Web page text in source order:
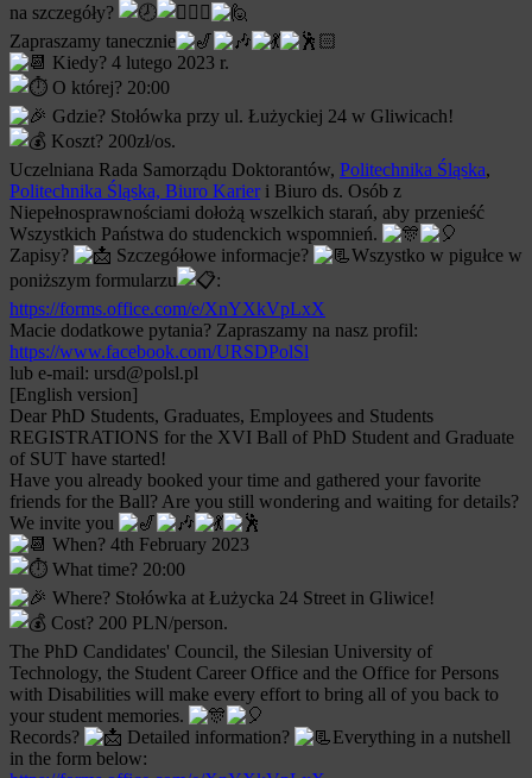
na szczegóły?
Zapraszamy tanecznie
Kiedy? 4 lutego 2023 r.
O której? 20:00
Gdzie? Stołówka przy ul. Łużyckiej 24 w Gliwicach!
Koszt? 200zł/os.
Uczelniana Rada Samorządu Doktorantów, Politechnika Śląska,
Politechnika Śląska, Biuro Karieri Biuro ds. Osób z
Niepełnosprawnościami dołożą wszelkich starań, aby przenieść
Wszystkich Państwa do studenckich wspomnień.
Zapisy?
Szczegółowe informacje?
Wszystko w pigułce w
poniższym formularzu
:
https://forms.office.com/e/XnYXkVpLxX
Macie dodatkowe pytania? Zapraszamy na nasz profil:
https://www.facebook.com/URSDPolSl
lub e-mail: ursd@polsl.pl
[English version]
Dear PhD Students, Graduates, Employees and Students
REGISTRATIONS for the XVI Ball of PhD Student and Graduate
of SUT have started!
Have you already booked your time and gathered your favorite
friends for the Ball? Are you still wondering and waiting for details?
We invite you
When? 4th February 2023
What time? 20:00
Where? Stołówka at Łużycka 24 Street in Gliwice!
Cost? 200 PLN/person.
The PhD Candidates' Council, the Silesian University of
Technology, the Student Career Office and the Office for Persons
with Disabilities will make every effort to bring all of you back to
your student memories.
Records?
Detailed information?
Everything in a nutshell
in the form below: